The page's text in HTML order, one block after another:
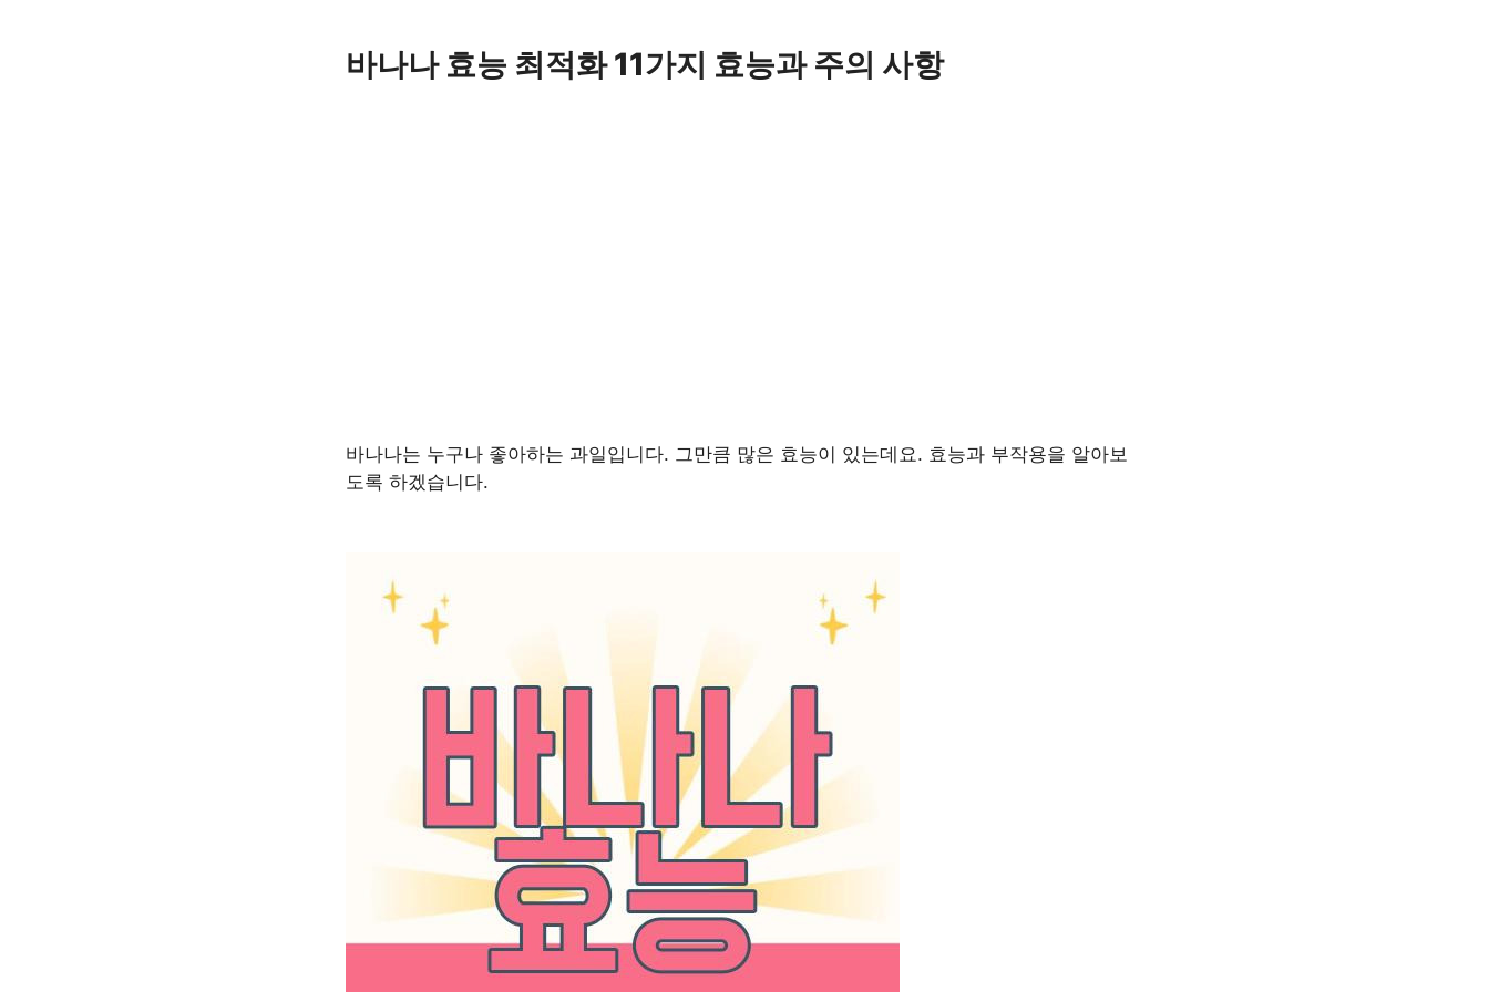
바나나 효능 최적화 11가지 효능과 주의 사항
바나나는 누구나 좋아하는 과일입니다. 그만큼 많은 효능이 있는데요. 효능과 부작용을 알아보
도록 하겠습니다.